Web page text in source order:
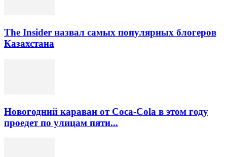
The Insider назвал самых популярных блогеров
Казахстана
Новогодний караван от Coca-Cola в этом году
проедет по улицам пяти...